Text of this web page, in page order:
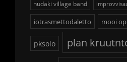
hudaki village band
iotrasmettodaletto mooi
pksolo plan